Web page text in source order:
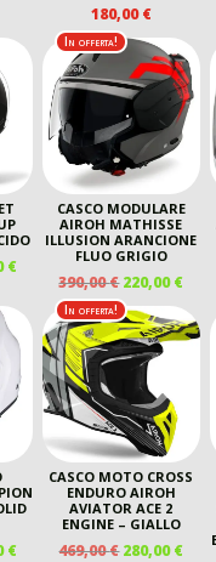
180,00€
€.
€IL
PREZZO
ATTUALE
È:
105,00 €.
In offerta!
CASCO MODULARE
AIROH MATHISSE
ILLUSION ARANCIONE
FLUO GRIGIO
390,00€ IL
PREZZO
ORIGINALE
ERA:
390,00 €.
220,00€IL
È:
€IL
In offerta!
CASCO MOTO CROSS
ENDURO AIROH
AVIATOR ACE 2
ENGINE – GIALLO
469,00€ IL
280,00€IL